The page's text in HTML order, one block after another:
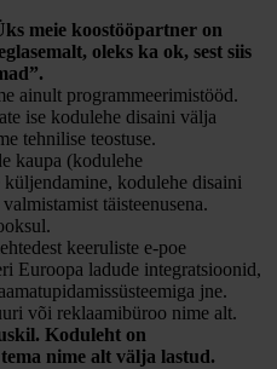
meie koostööpartner on
oleks ka ok, sest siis
ainult programmeerimistööd.
ise kodulehe disaini välja
tehnilise teostuse.
kaupa (kodulehe
kodulehe disaini
täisteenusena.
keeruliste e-poe
Euroopa ladude integratsioonid,
jne.
või reklaamibüroo nime alt.
Koduleht on
nime alt välja lastud.